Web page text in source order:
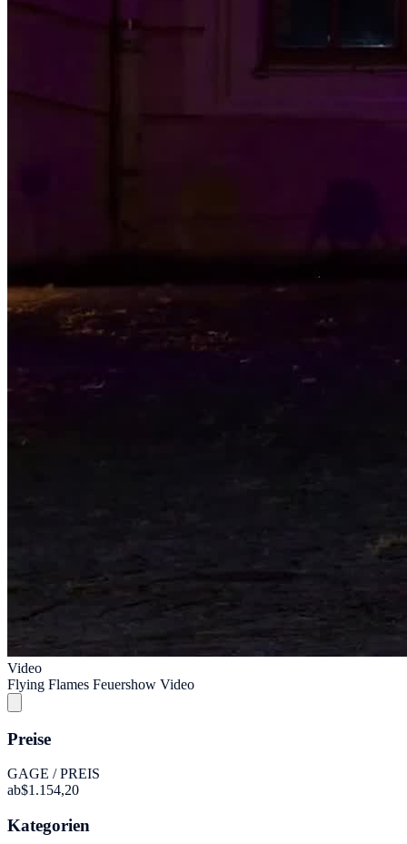
Video
Flying Flames Feuershow Video
Preise
GAGE / PREIS
ab$1.154,20
Kategorien